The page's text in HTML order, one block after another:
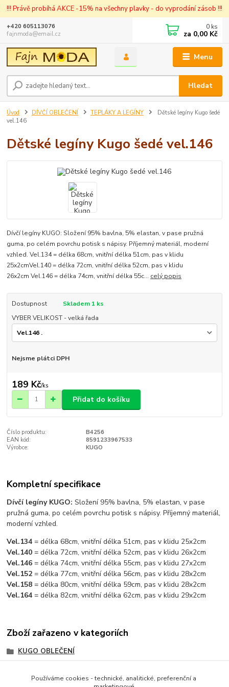
!!! Právě probíhá AKCE -15% na všechny plavky - do vyprodání zásob !!!
Menu
Hledat
+420 605113076
fajnmoda@email.cz
0 ks
za 0,00 Kč
Úvod DÍVČÍ OBLEČENÍ TEPLÁKY A LEGÍNY
Dětské legíny Kugo šedé
vel.146
Dětské legíny Kugo šedé vel.146
Dívčí legíny KUGO: Složení 95% bavlna, 5% elastan, v pase pružná
guma, po celém povrchu potisk s nápisy. Příjemný materiál, moderní
vzhled. Vel.134 = délka 68cm, vnitřní délka 51cm, pas v klidu
25x2cmVel.140 = délka 72cm, vnitřní délka 52cm, pas v klidu
26x2cm Vel.146 = délka 74cm, vnitřní délka 55c... celý popis
Dostupnost
Skladem 1 ks
VYBER VELIKOST - velká řada
Nejsme plátci DPH
189 Kč/ks
Přidat do košíku
Číslo produktu:
B4256
EAN kód:
8591233967533
Výrobce:
KUGO
Kompletní specifikace
Dívčí legíny KUGO:Složení 95% bavlna, 5% elastan, v pase
pružná guma, po celém povrchu potisk s nápisy. Příjemný materiál,
moderní vzhled.
Vel.134 = délka 68cm, vnitřní délka 51cm, pas v klidu 25x2cm
Vel.140 = délka 72cm, vnitřní délka 52cm, pas v klidu 26x2cm
Vel.146= délka 74cm, vnitřní délka 55cm, pas v klidu 27x2cm
Vel.152 = délka 77cm, vnitřní délka 56cm, pas v klidu 28x2cm
Vel.158 = délka 80cm, vnitřní délka 59cm, pas v klidu 28x2cm
Vel.164= délka 82cm, vnitřní délka 62cm, pas v klidu 29x2cm
Zboží zařazeno v kategoriích
KUGO OBLEČENÍ
DÍVČÍ OBLEČENÍ KUGO
Používáme cookies - technické, analitické, preferenční a